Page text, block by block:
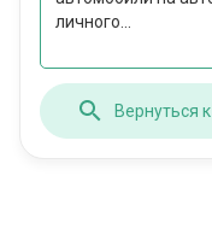
личного...
Вернуться